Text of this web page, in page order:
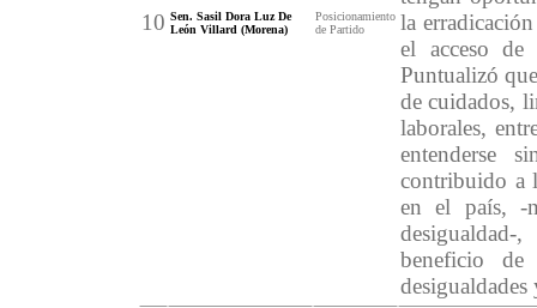
10 Sen. Sasil Dora Luz De
León Villard (Morena)
Posicionamiento
de Partido
la
el acceso de
Puntualizó
de cuidados,
laborales,
entenderse
contribuido a
en el país, -
beneficio